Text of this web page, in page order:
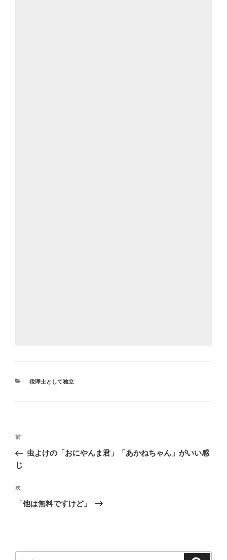
カ
税理士として独立
投
ナ
ゲ
ー
前
の
投
前
虫よけの「おにやんま君」「あかねちゃん」がいい感
じ
次
の
次
「他は無料ですけど」